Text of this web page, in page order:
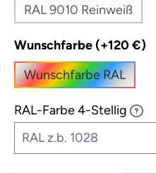
RAL 9010 Reinweiß
(Diese Option
Wunschfarbe (+120 €)
Wunschfarbe RAL
RAL-Farbe 4-Stellig